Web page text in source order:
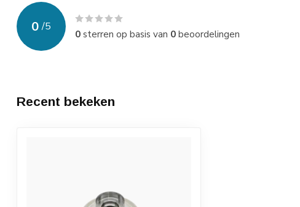
0 /5
0sterren op basis van 0beoordelingen
Recent bekeken